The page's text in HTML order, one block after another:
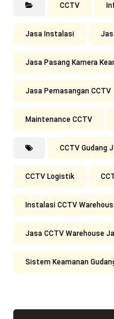
CCTV
Jasa Instalasi
Jasa Pasang Kamera
Jasa Pemasangan CCTV
Maintenance CCTV
CCTV Gudang
CCTV Logistik
Instalasi CCTV
Jasa CCTV Warehouse
Sistem Keamanan